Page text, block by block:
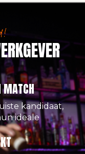
MATCH
kandidaat,
ideale